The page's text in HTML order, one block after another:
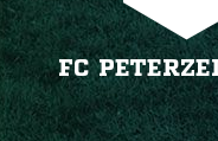
FC